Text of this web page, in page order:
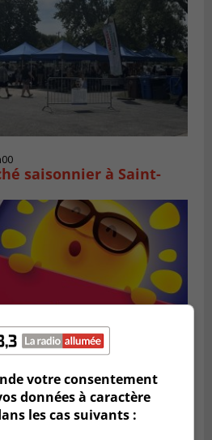
saisonnier à Saint-
votre consentement
données à caractère
les cas suivants :